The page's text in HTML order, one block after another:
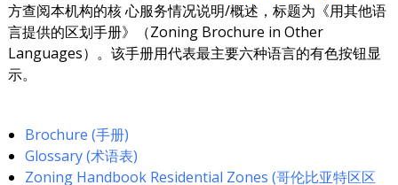
方查阅本机构的核 心服务情况说明/概述，标题为《用其他语
言提供的区划手册》（Zoning Brochure in Other
Languages）。该手册用代表最主要六种语言的有色按钮显
示。
Brochure (手册)
Glossary (术语表)
Zoning Handbook Residential Zones (哥伦比亚特区区